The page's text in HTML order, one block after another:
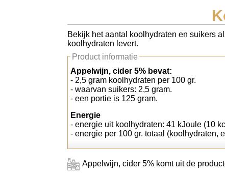
Koolhydraten tellenBekijk het aantal koolhydraten en suikers
koolhydraten levert.
Product informatie
Appelwijn, cider 5% bevat:
- 2,5 gram koolhydraten per 100 gr.
- waarvan suikers: 2,5 gram.
- een portie is 125 gram.
Energie
- energie uit koolhydraten: 41 kJoule (10
- energie per 100 gr. totaal (koolhydraten,
Appelwijn, cider 5% komt uit de